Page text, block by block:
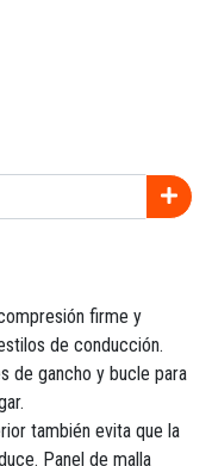
firme y
de conducción.
de gancho y bucle para
también evita que la
Panel de malla